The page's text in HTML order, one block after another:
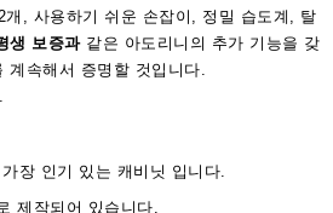
2개, 사용하기 쉬운 손잡이, 정밀 습도계, 탈
생 보증과같은 아도리니의 추가 기능을 갖
계속해서 증명할 것입니다.
장 인기 있는 캐비닛 입니다.
제작되어 있습니다.